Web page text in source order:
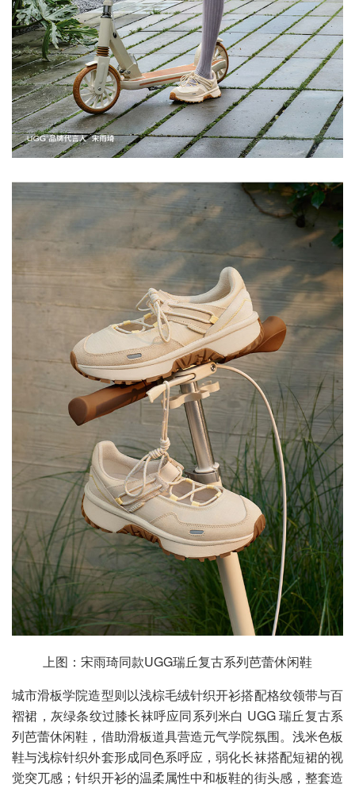
上图：宋雨琦同款UGG瑞丘复古系列芭蕾休闲鞋
城市滑板学院造型则以浅棕毛绒针织开衫搭配格纹领带与百
褶裙，灰绿条纹过膝长袜呼应同系列米白 UGG 瑞丘复古系
列芭蕾休闲鞋，借助滑板道具营造元气学院氛围。浅米色板
鞋与浅棕针织外套形成同色系呼应，弱化长袜搭配短裙的视
觉突兀感；针织开衫的温柔属性中和板鞋的街头感，整套造